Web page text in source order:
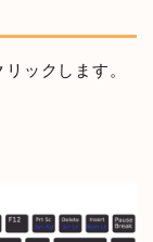
ックします。